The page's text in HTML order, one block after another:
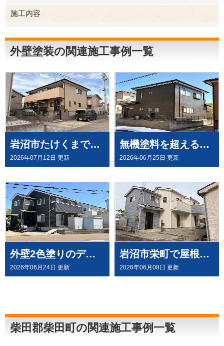
施工内容
外壁塗装の関連施工事例一覧
岩沼市たけくまで、外壁にウルトラペイントシリーズ無機塗料「ウルトラMUKI＋ウルトラTOP」と、屋根に「ウルトラルーフ＋ウルトラTOP」にて塗装させていただきました。
2026年07月12日 更新
無機塗料を超える有機HRC塗料「タテイルⅡ」で施工させていただきました（塗料メーカー：プレマテックス社）
2026年06月25日 更新
外壁2色塗りのデコラトーン工法で、施工させていただきました。（ウルトラペイントシリーズ）
2026年06月24日 更新
岩沼市栄町で屋根外壁塗装をと雨樋全交換の工事完了いたしました
2026年06月08日 更新
柴田郡柴田町の関連施工事例一覧